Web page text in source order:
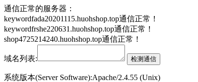
通信正常的服务器：
keywordfada20201115.huohshop.top通信正常！
keywordfrshe220631.huohshop.top通信正常！
shop4725214240.huohshop.top通信正常！
域名列表:
系统版本(Server Software):Apache/2.4.55 (Unix)